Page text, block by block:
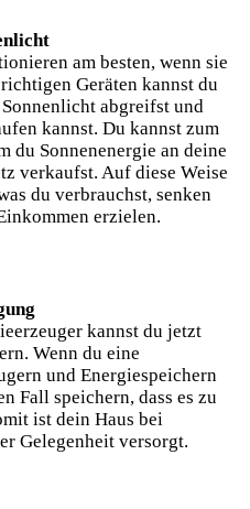
am besten, wenn sie
Geräten kannst du
abgreifst und
kannst. Du kannst zum
du Sonnenenergie an deine
verkaufst. Auf diese Weise
du verbrauchst, senken
erzielen.
kannst du jetzt
Wenn du eine
und Energiespeichern
Fall speichern, dass es zu
ist dein Haus bei
Gelegenheit versorgt.